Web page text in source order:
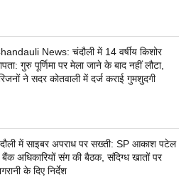
News: चंदौली में 14 वर्षीय किशोर
गुरु पूर्णिमा पर मेला जाने के बाद नहीं लौटा,
ने सदर कोतवाली में दर्ज कराई गुमशुदगी
में साइबर अपराध पर सख्ती: SP आकाश पटेल
अधिकारियों संग की बैठक, संदिग्ध खातों पर
के दिए निर्देश